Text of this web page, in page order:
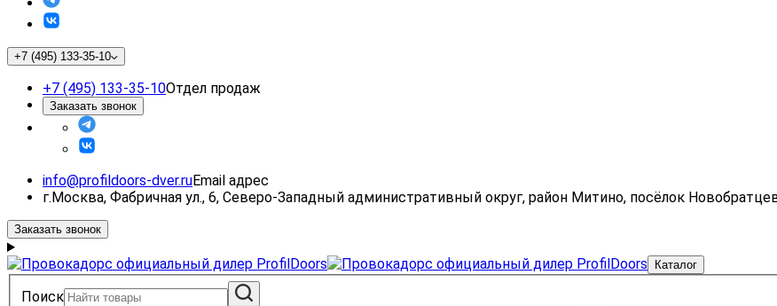
+7 (495) 133-35-10
+7 (495) 133-35-10Отдел продаж
Заказать звонок
info@profildoors-dver.ruEmail адрес
г.Москва, Фабричная ул., 6, Северо-Западный административный округ, район Митино, посёлок
Заказать звонок
Каталог
Поиск